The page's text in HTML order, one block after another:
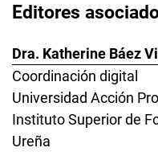
Editores
Dra. Katherine Báez
Coordinación digital
Universidad Acción
Instituto Superior de
Ureña